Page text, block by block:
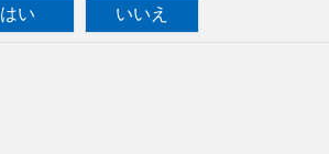
はい
いいえ